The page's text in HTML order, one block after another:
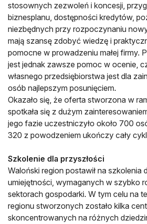
stosownych zezwoleń i koncesji,
biznesplanu, dostępności kredytów,
niezbędnych przy rozpoczynaniu
mają szansę zdobyć wiedzę i
pomocne w prowadzeniu małej firmy.
jest jednak zawsze pomoc w ocenie,
własnego przedsiębiorstwa jest dla
osób najlepszym posunięciem.
Okazało się, że oferta stworzona w
spotkała się z dużym
jego fazie uczestniczyło około 700
320 z powodzeniem ukończy cały
Szkolenie dla przyszłości
Waloński region postawił na szkolenia
umiejętności, wymaganych w szybko
sektorach gospodarki. W tym celu na
regionu stworzonych zostało kilka
skoncentrowanych na różnych